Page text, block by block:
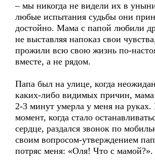
– мы никогда не видели их в
любые испытания судьбы они
достойно. Мама с папой любили
не выставляя напоказ свои
прожили всю свою жизнь по-
вместе, а не рядом.
Папа был на улице, когда
каких-либо видимых причин, мама
2-3 минут умерла у меня на руках.
момент, когда стало
сердце, раздался звонок по
своим вопросом-утверждением
потряс меня: «Оля! Что с